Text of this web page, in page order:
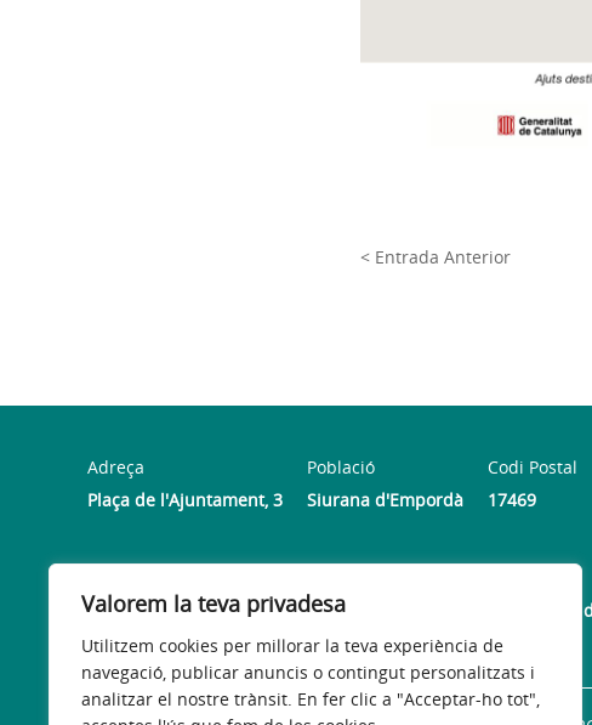
Valorem la teva privadesa
Utilitzem cookies per millorar la teva experiència de
navegació, publicar anuncis o contingut personalitzats i
analitzar el nostre trànsit. En fer clic a "Acceptar-ho tot",
< Entrada Anterior
Adreça
Plaça de l'Ajuntament, 3
Població
Siurana d'Empordà
Codi Postal
17469
Dilluns de 08:00h a 13:30 h i de 16:00 h a 19:00 h. |